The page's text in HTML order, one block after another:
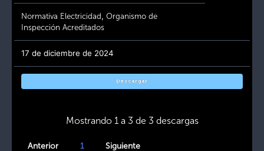
Normativa Electricidad, Organismo de
Inspección Acreditados
17 de diciembre de 2024
Descargar
Mostrando 1 a 3 de 3 descargas
Anterior 1 Siguiente